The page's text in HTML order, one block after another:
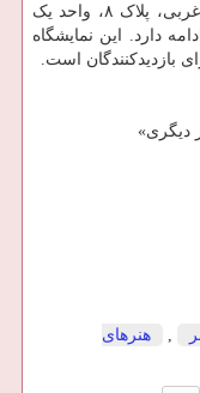
کریم خان زند، خیابان سنایی، کوچه چهارم غربی، پلاک ۸، واحد یک
است و تا تاریخ ۱۲ بهمن ادامه دارد. این نمایشگاه
دیگری»
,
هنرهای